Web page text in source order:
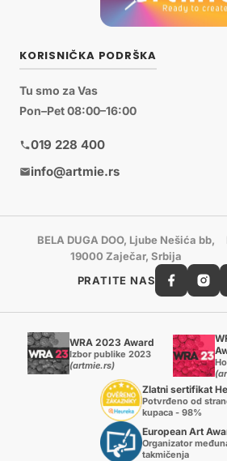
KORISNIČKA PODRŠKA
Tu smo za Vas
Pon–Pet 08:00–16:00
019 228 400
info@artmie.rs
BELA DUGA DOO, Ljube Nešića bb,
19000 Zaječar, Srbija
PRATITE NAS
WRA 2023 Award
Izbor publike 2023
(artmie.rs)
Zlatni sertifikat
Potvrđeno od
kupaca - 98%
European Art
Organizator
takmičenja